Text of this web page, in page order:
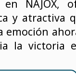
NAJOX,
y atractiva
emoción
la victoria